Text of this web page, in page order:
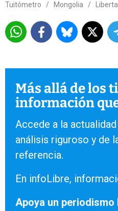
Tuitómetro
/ Mongolia /
Más allá de los
información
Accede a la
análisis riguroso y de
referencia.
En infoLibre,
Apoya un periodismo